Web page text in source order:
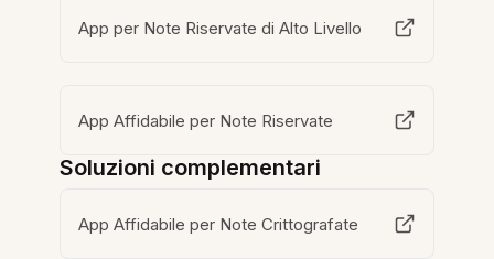
App per Note Riservate di Alto Livello
App Affidabile per Note Riservate
Soluzioni complementari
App Affidabile per Note Crittografate